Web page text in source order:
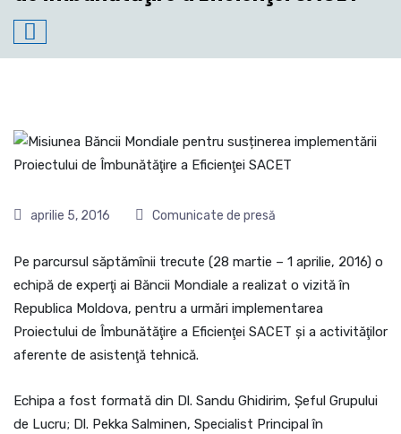
aprilie 5, 2016 Comunicate de presă
Pe parcursul săptămînii trecute (28 martie – 1 aprilie, 2016) o
echipă de experţi ai Băncii Mondiale a realizat o vizită în
Republica Moldova, pentru a urmări implementarea
Proiectului de Îmbunătăţire a Eficienţei SACET şi a activităţilor
aferente de asistenţă tehnică.
Echipa a fost formată din Dl. Sandu Ghidirim, Şeful Grupului
de Lucru; Dl. Pekka Salminen, Specialist Principal în